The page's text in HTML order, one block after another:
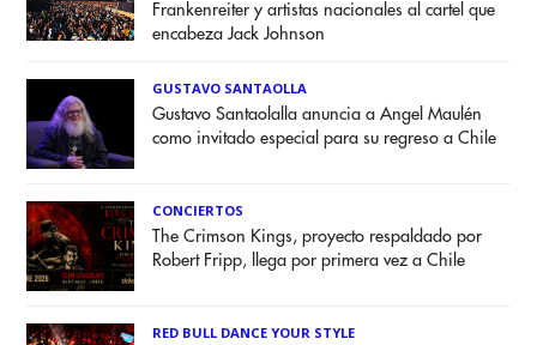
Frankenreiter y artistas nacionales al cartel que
encabeza Jack Johnson
GUSTAVO SANTAOLLA
Gustavo Santaolalla anuncia a Angel Maulén
como invitado especial para su regreso a Chile
CONCIERTOS
The Crimson Kings, proyecto respaldado por
Robert Fripp, llega por primera vez a Chile
RED BULL DANCE YOUR STYLE